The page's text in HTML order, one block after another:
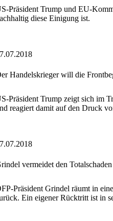
Präsident Trump und EU-
diese Einigung ist.
Handelskrieger will die
Präsident Trump zeigt sich im
reagiert damit auf den Druck
vermeidet den
Präsident Grindel räumt in
Ein eigener Rücktritt ist in